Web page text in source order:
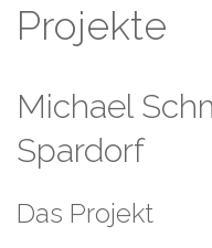
Projekte
Michael
Spardorf
Das Projekt